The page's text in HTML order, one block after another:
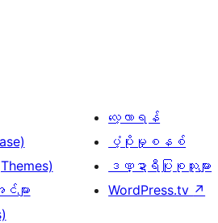
(Themes)
ျား
လေ့လာရန်
ပံ့ပိုးမှုစနစ်
ဒဏ္ဍာရီပြုစုသူများ
WordPress.tv ↗